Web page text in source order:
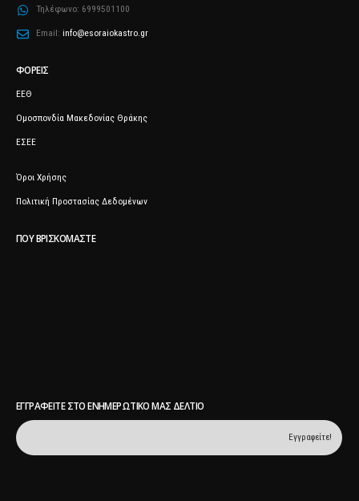
Τηλέφωνο: 6999501100
Email: info@esoraiokastro.gr
ΦΟΡΕΊΣ
ΕΕΘ
Ομοσπονδία Μακεδονίας Θράκης
ΕΣΕΕ
Όροι Χρήσης
Πολιτική Προστασίας Δεδομένων
ΠΟΥ ΒΡΙΣΚΌΜΑΣΤΕ
ΕΓΓΡΑΦΕΊΤΕ ΣΤΟ ΕΝΗΜΕΡΩΤΙΚΌ ΜΑΣ ΔΕΛΤΊΟ